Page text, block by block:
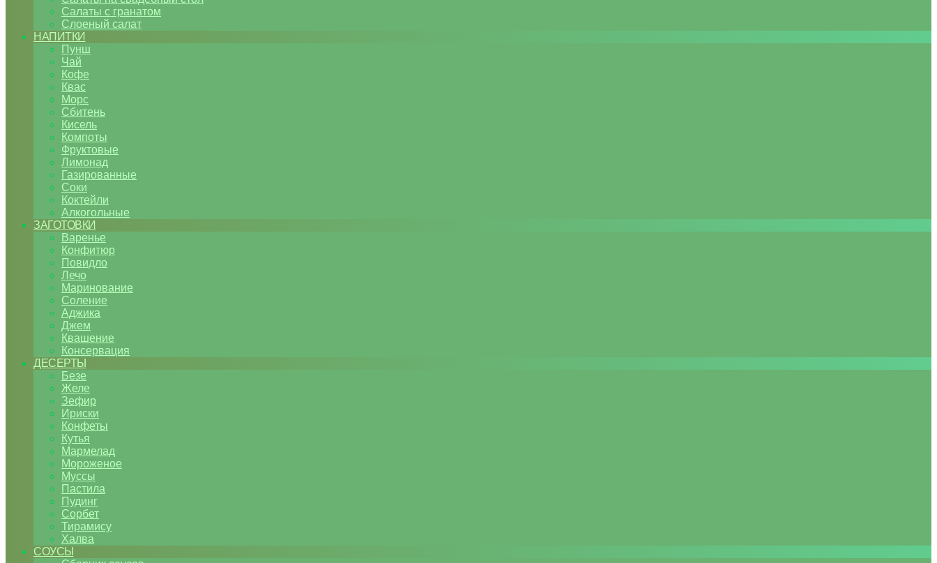
Салаты с гранатом
Слоеный салат
НАПИТКИ
Пунш
Чай
Кофе
Квас
Морс
Сбитень
Кисель
Компоты
Фруктовые
Лимонад
Газированные
Соки
Коктейли
Алкогольные
ЗАГОТОВКИ
Варенье
Конфитюр
Повидло
Лечо
Маринование
Соление
Аджика
Джем
Квашение
Консервация
ДЕСЕРТЫ
Безе
Желе
Зефир
Ириски
Конфеты
Кутья
Мармелад
Мороженое
Муссы
Пастила
Пудинг
Сорбет
Тирамису
Халва
СОУСЫ